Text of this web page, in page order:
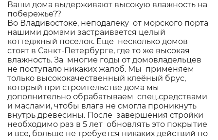
Ваши дома выдерживают высокую влажность на
побережье??
Во Владивостоке, неподалеку от морского порта
нашими домами застраивается целый
коттеджный поселок. Еще несколько домов
стоят в Санкт-Петербурге, где то же высокая
влажность. За многие годы от домовладельцев
не поступало никаких жалоб. Мы применяем
только высококачественный клеёный брус,
который при строительстве дома мы
дополнительно обрабатываем спец.средствами
и маслами, чтобы влага не смогла проникнуть
внутрь древесины. После завершения стройки
необходимо раз в 5 лет обновлять это покрытие
и все, больше не требуется никаких действий по